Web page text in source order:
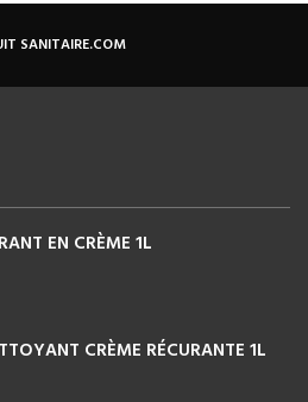
SANITAIRE.COM
EN CRÈME 1L
CRÈME RÉCURANTE 1L